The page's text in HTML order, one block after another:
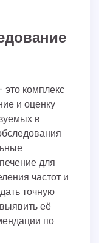
комплекс
и оценку
в
для
частот и
точную
её
по